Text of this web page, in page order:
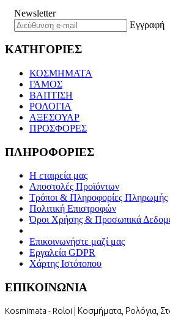
Newsletter
Εγγραφή
ΚΑΤΗΓΟΡΙΕΣ
ΚΟΣΜΗΜΑΤΑ
ΓΑΜΟΣ
ΒΑΠΤΙΣΗ
ΡΟΛΟΓΙΑ
ΑΞΕΣΟΥΑΡ
ΠΡΟΣΦΟΡΕΣ
ΠΛΗΡΟΦΟΡΙΕΣ
Η εταιρεία μας
Αποστολές Προϊόντων
Τρόποι & Πληροφορίες Πληρωμής
Πολιτική Επιστροφών
Όροι Χρήσης & Προσωπικά
Επικοινωνήστε μαζί μας
Εργαλεία GDPR
Χάρτης Ιστότοπου
ΕΠΙΚΟΙΝΩΝΙΑ
Kosmimata - Roloi | Κοσμήματα, Ρολόγια,